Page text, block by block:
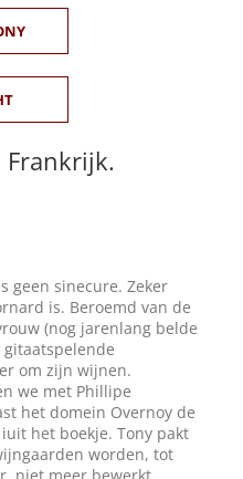
Frankrijk.
geen sinecure. Zeker
is. Beroemd van de
(nog jarenlang belde
om zijn wijnen.
we met Phillipe
het domein Overnoy de
het boekje. Tony pakt
worden, tot